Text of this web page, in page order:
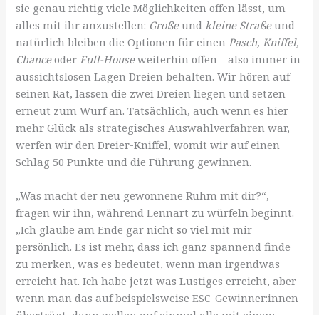
sie genau richtig viele Möglichkeiten offen lässt, um
alles mit ihr anzustellen: Großeundkleine Straßeund
natürlich bleiben die Optionen für einenPasch, Kniffel,
ChanceoderFull-Houseweiterhin offen – also immer in
aussichtslosen Lagen Dreien behalten. Wir hören auf
seinen Rat, lassen die zwei Dreien liegen und setzen
erneut zum Wurf an. Tatsächlich, auch wenn es hier
mehr Glück als strategisches Auswahlverfahren war,
werfen wir den Dreier-Kniffel, womit wir auf einen
Schlag 50 Punkte und die Führung gewinnen.
„Was macht der neu gewonnene Ruhm mit dir?“,
fragen wir ihn, während Lennart zu würfeln beginnt.
„Ich glaube am Ende gar nicht so viel mit mir
persönlich. Es ist mehr, dass ich ganz spannend finde
zu merken, was es bedeutet, wenn man irgendwas
erreicht hat. Ich habe jetzt was Lustiges erreicht, aber
wenn man das auf beispielsweise ESC-Gewinner:innen